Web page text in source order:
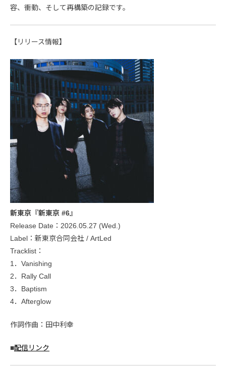
容、衝動、そして再構築の記録です。
【リリース情報】
新東京『新東京 #6』
Release Date：2026.05.27 (Wed.)
Label：新東京合同会社 / ArtLed
Tracklist：
1．Vanishing
2．Rally Call
3．Baptism
4．Afterglow
作詞作曲：田中利幸
■配信リンク